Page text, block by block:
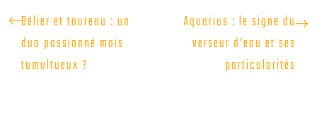
Bélier et taureau : un
duo passionné mais
tumultueux ?
Aquarius : le signe du
verseur d’eau et ses
particularités